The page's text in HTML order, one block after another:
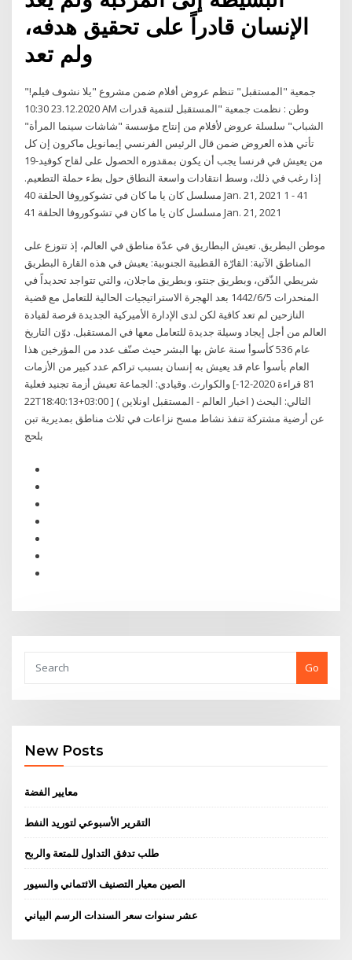
الإنسان قادراً على تحقيق هدفه،
ولم تعد
جمعية "المستقبل" تنظم عروض أفلام ضمن مشروع "يلا نشوف فيلم!"
23.12.2020 10:30 AM وطن : نظمت جمعية "المستقبل لتنمية قدرات
الشباب" سلسلة عروض لأفلام من إنتاج مؤسسة "شاشات سينما المرأة"
تأتي هذه العروض ضمن قال الرئيس الفرنسي إيمانويل ماكرون إن كل
من يعيش في فرنسا يجب أن يكون بمقدوره الحصول على لقاح كوفيد-19
إذا رغب في ذلك، وسط انتقادات واسعة النطاق حول بطء حملة التطعيم.
مسلسل كان يا ما كان في تشوكوروفا الحلقة 40 Jan. 21, 2021 1 - 41
مسلسل كان يا ما كان في تشوكوروفا الحلقة 41 Jan. 21, 2021
موطن البطريق. تعيش البطاريق في عدّة مناطق في العالم، إذ تتوزع على
المناطق الآتية: القارّة القطبية الجنوبية: يعيش في هذه القارة البطريق
شريطي الذّقن، وبطريق جنتو، وبطريق ماجلان، والتي تتواجد تحديداً في
المنحدرات 5‏‏/6‏‏/1442 بعد الهجرة الاستراتيجيات الحالية للتعامل مع قضية
النازحين لم تعد كافية لكن لدى الإدارة الأميركية الجديدة فرصة لقيادة
العالم من أجل إيجاد وسيلة جديدة للتعامل معها في المستقبل. دوّن التاريخ
عام 536 كأسوأ سنة عاش بها البشر حيث صنّف عدد من المؤرخين هذا
العام بأسوأ عام قد يعيش به إنسان بسبب تراكم عدد كبير من الأزمات
والكوارث. وقيادي: الجماعة تعيش أزمة تجنيد فعلية [81 قراءة 2020-12-
22T18:40:13+03:00 ] ( اخبار العالم - المستقبل اونلاين ) التالي: البحث
عن أرضية مشتركة تنفذ نشاط مسح نزاعات في ثلاث مناطق بمديرية تبن
بلحج
Go
New Posts
معايير الفضة
التقرير الأسبوعي لتوريد النفط
طلب تدفق التداول للمتعة والربح
الصين معيار التصنيف الائتماني والسيور
عشر سنوات سعر السندات الرسم البياني